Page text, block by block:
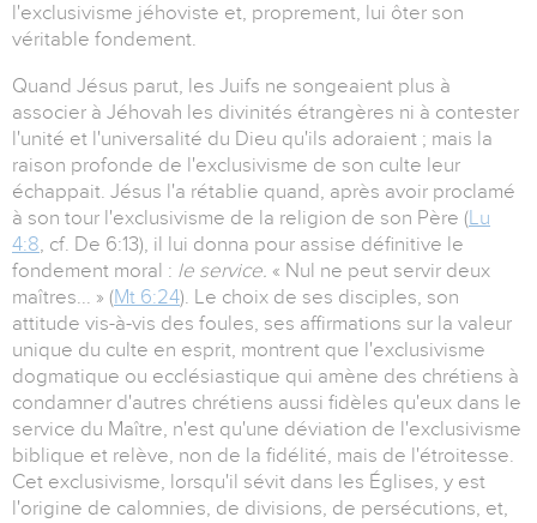
l'exclusivisme jéhoviste et, proprement, lui ôter son
véritable fondement.
Quand Jésus parut, les Juifs ne songeaient plus à
associer à Jéhovah les divinités étrangères ni à contester
l'unité et l'universalité du Dieu qu'ils adoraient ; mais la
raison profonde de l'exclusivisme de son culte leur
échappait. Jésus l'a rétablie quand, après avoir proclamé
à son tour l'exclusivisme de la religion de son Père (Lu
4:8, cf. De 6:13), il lui donna pour assise définitive le
fondement moral : le service. « Nul ne peut servir deux
maîtres... » (Mt 6:24). Le choix de ses disciples, son
attitude vis-à-vis des foules, ses affirmations sur la valeur
unique du culte en esprit, montrent que l'exclusivisme
dogmatique ou ecclésiastique qui amène des chrétiens à
condamner d'autres chrétiens aussi fidèles qu'eux dans le
service du Maître, n'est qu'une déviation de l'exclusivisme
biblique et relève, non de la fidélité, mais de l'étroitesse.
Cet exclusivisme, lorsqu'il sévit dans les Églises, y est
l'origine de calomnies, de divisions, de persécutions, et,